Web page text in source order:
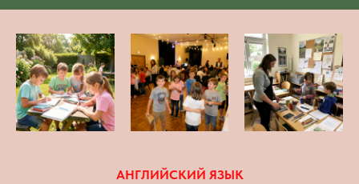
АНГЛИЙСКИЙ ЯЗЫК